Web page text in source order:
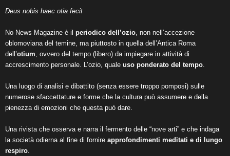
Deus nobis haec otia fecit
No News Magazine è il periodico dell’ozio, non nell’accezione
oblomoviana del temine, ma piuttosto in quella dell’Antica Roma
dell’otium, ovvero del tempo (libero) da impiegare in attività di
accrescimento personale. L’ozio, quale uso ponderato del tempo.
Una luogo di analisi e dibattito (senza essere troppo pomposi) sulle
numerose sfaccettature e forme che la cultura può assumere e della
pienezza di emozioni che questa può dare.
Una rivista che osserva e narra il fermento delle “nove arti” e che indaga
la società odierna al fine di fornire approfondimenti meditati e di lungo
respiro.